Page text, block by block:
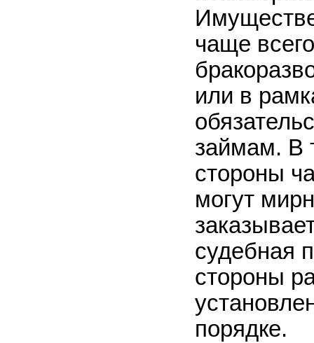
чаще
или в
займам. В
стороны
могут
судебная
стороны
порядке.